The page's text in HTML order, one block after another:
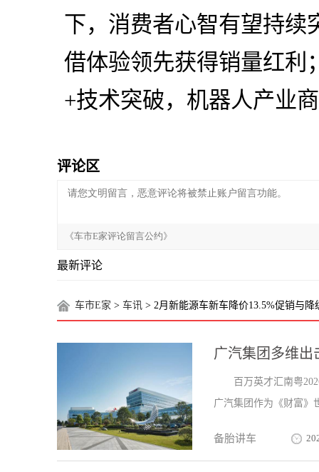
下，消费者心智有望持续
借体验领先获得销量红利
+技术突破，机器人产业
评论区
最新评论
车市E家 > 车讯 > 2月新能源车新车降价13.5%促销与降
广汽集团多维
百万英才汇南粤
广汽集团作为《财富》
备胎讲车